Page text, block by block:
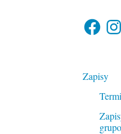
Facebook
Zapisy